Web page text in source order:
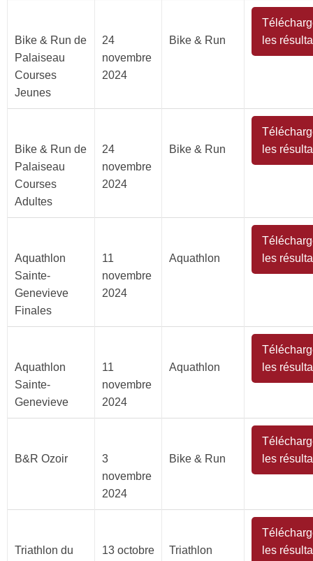
Bike & Run de
Palaiseau
Courses
Jeunes
24
novembre
2024
Bike & Run
les
Bike & Run de
Palaiseau
Courses
Adultes
24
novembre
2024
Bike & Run
les
Aquathlon
Sainte-
Genevieve
Finales
11
novembre
2024
Aquathlon
les
Aquathlon
Sainte-
Genevieve
11
novembre
2024
Aquathlon
les
B&R Ozoir
3
novembre
2024
Bike & Run
les
Triathlon du
13 octobre
Triathlon
les